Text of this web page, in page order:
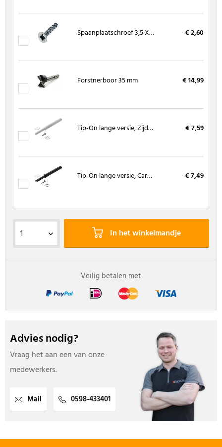
Spaanplaatschroef 3,5 X 16 mm, kruiskop (200 stuks) € 2,60
Forstnerboor 35 mm € 14,99
Tip-On lange versie, Zijdewit € 7,59
Tip-On lange versie, Carbonzwart € 7,49
In het winkelmandje
Veilig betalen met
Advies nodig?
Vraag het aan een van onze
medewerkers.
Mail 0598-433401